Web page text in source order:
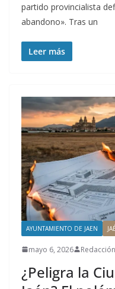
partido provincialista
abandono». Tras un
Leer más
AYUNTAMIENTO DE JAEN
mayo 6, 2026
¿Peligra la